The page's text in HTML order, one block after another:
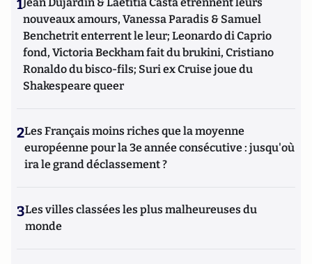
technologies numériques : le GIS M@rsouin (correspondant
français du WIP : World Internet Project). Il est expert
auprès des académies des sciences, des technologies et de
médecine, de l’Agence Nationale de la Recherche, du Conseil
National du Numérique et de différentes revues
internationales. Il a publié 56 articles scientifiques et 35
ouvrages ou chapitres d’ouvrages et a effectué plus de 200
transition numériques dans une perspective
anthropologique.
1
nouveaux amours, Vanessa Paradis & Samuel
Benchetrit enterrent le leur; Leonardo di Caprio
fond, Victoria Beckham fait du brukini, Cristiano
Ronaldo du bisco-fils; Suri ex Cruise joue du
Shakespeare queer
2Les Français moins riches que la moyenne
européenne pour la 3e année consécutive : jusqu'où
ira le grand déclassement ?
3Les villes classées les plus malheureuses du
monde